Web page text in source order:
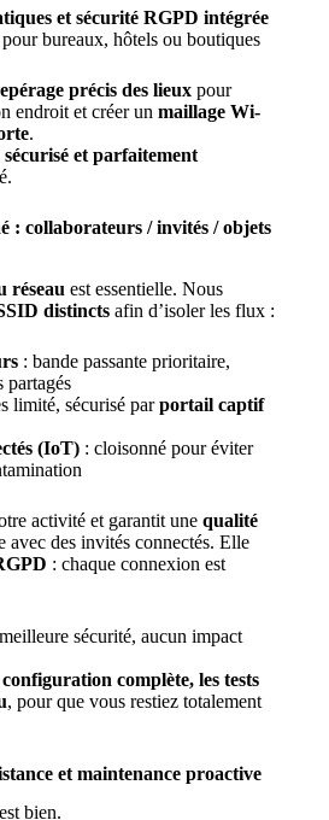
et sécurité RGPD intégrée
bureaux, hôtels ou boutiques
précis des lieux pour
endroit et créer un maillage Wi-
.
et parfaitement
.
: collaborateurs / invités / objets
réseau est essentielle. Nous
distincts afin d’isoler les flux :
: bande passante prioritaire,
partagés
limité, sécurisé parportail captif
(IoT) : cloisonné pour éviter
activité et garantit une qualité
avec des invités connectés. Elle
: chaque connexion est
sécurité, aucun impact
configuration complète, les tests
, pour que vous restiez totalement
et maintenance proactive
bien.